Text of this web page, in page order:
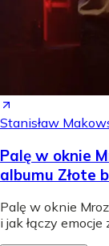
Stanisław
Palę w oknie
albumu Złote
Palę w oknie
i jak łączy